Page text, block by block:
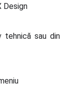
Design
sau din